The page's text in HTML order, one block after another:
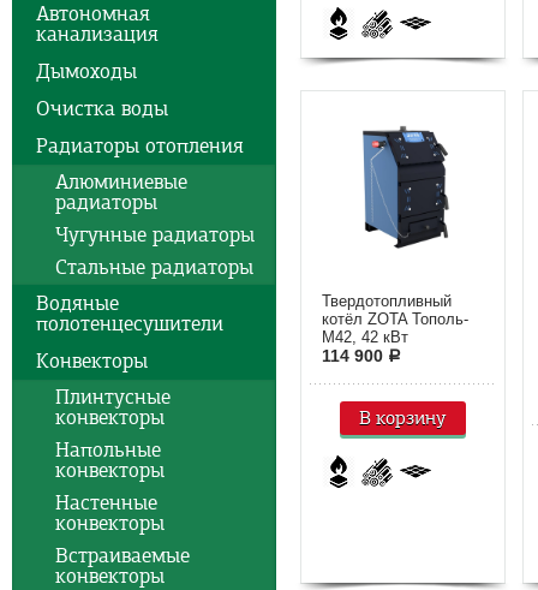
Твердотопливный
котёл ZOTA Тополь-
М42, 42 кВт
114 900 a
В корзину
Автономная
канализация
Дымоходы
Очистка воды
Радиаторы отопления
Алюминиевые
радиаторы
Чугунные радиаторы
Стальные радиаторы
Водяные
полотенцесушители
Конвекторы
Плинтусные
конвекторы
Напольные
конвекторы
Настенные
конвекторы
Встраиваемые
конвекторы